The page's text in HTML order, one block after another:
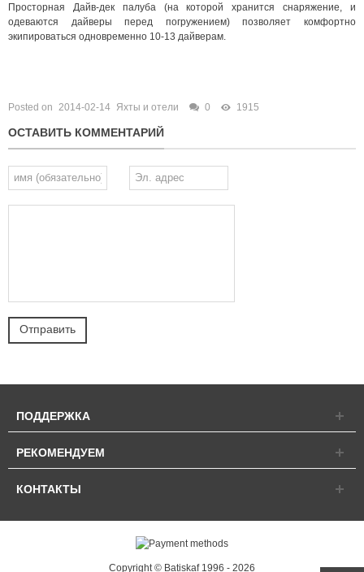
Просторная Дайв-дек палуба (на которой хранится снаряжение, и
одеваются дайверы перед погружением) позволяет комфортно
экипироваться одновременно 10-13 дайверам.
Posted on 2014-02-14 Яхты и отели 0 1915
ОСТАВИТЬ КОММЕНТАРИЙ
ПОДДЕРЖКА
РЕКОМЕНДУЕМ
КОНТАКТЫ
Copyright © Batiskaf 1996 - 2026